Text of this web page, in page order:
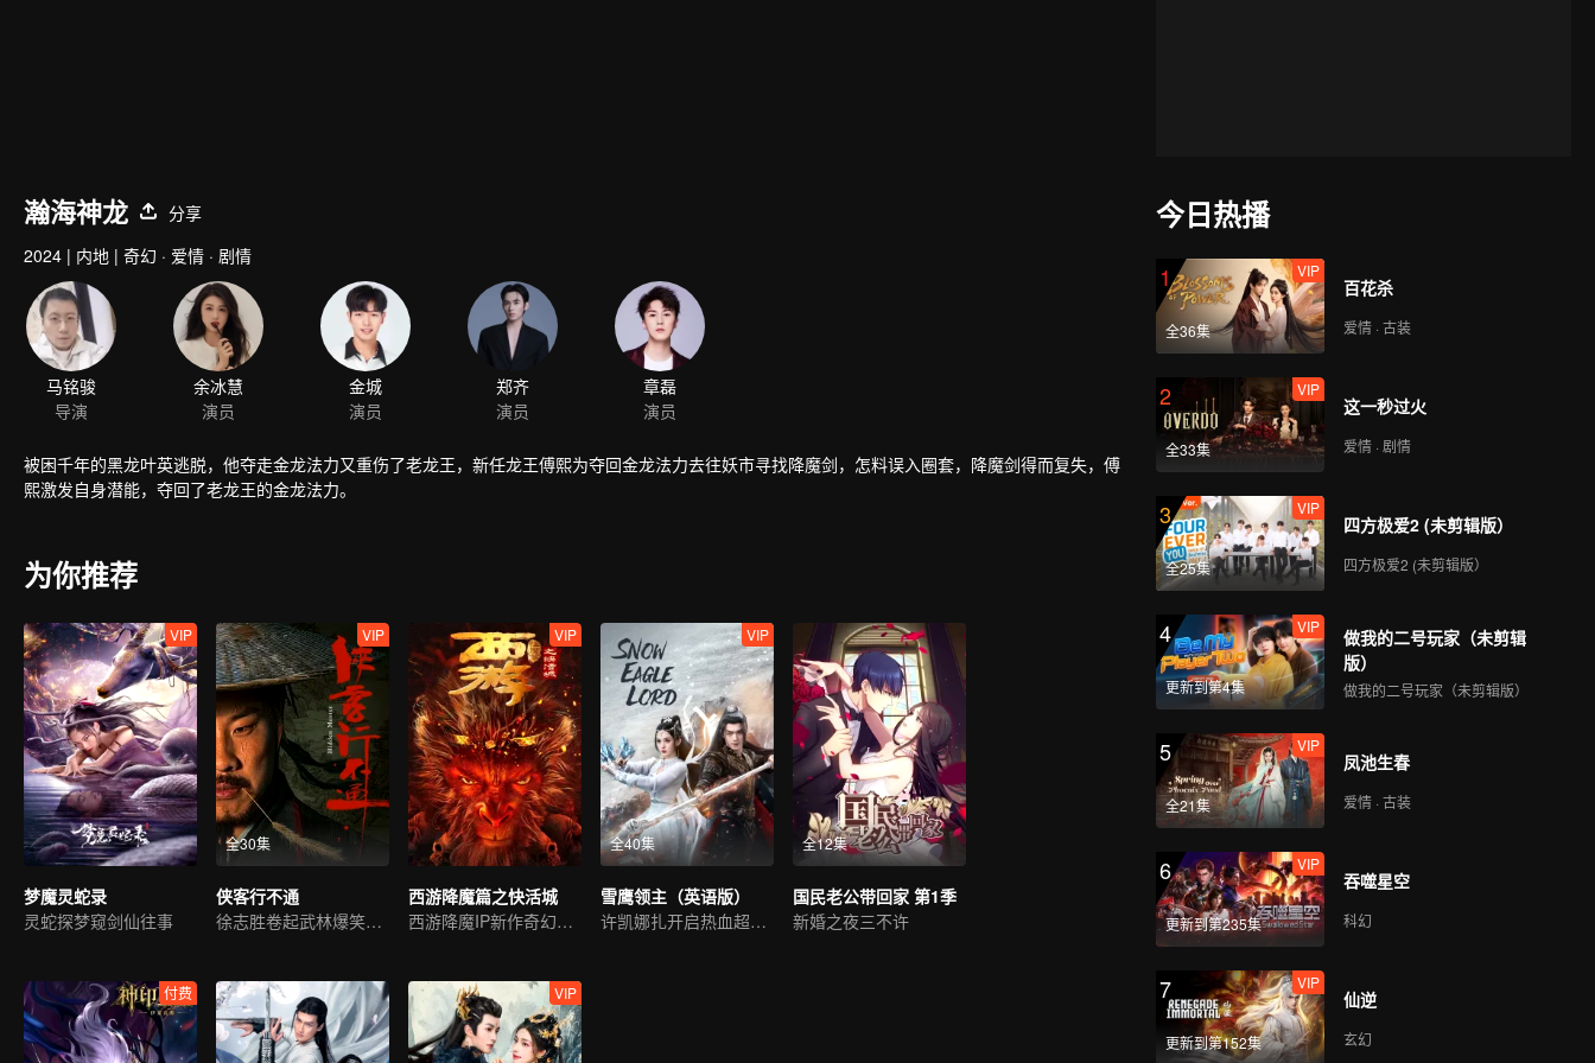
瀚海神龙
分享
2024 | 内地 | 奇幻 · 爱情 · 剧情
马铭骏
导演
余冰慧
演员
金城
演员
郑齐
演员
章磊
演员
被困千年的黑龙叶英逃脱，他夺走金龙法力又重伤了老龙王，新任龙王傅熙为夺回金龙法力去往妖市寻找降魔剑，怎料误入圈套，降魔剑得而复失，傅
熙激发自身潜能，夺回了老龙王的金龙法力。
为你推荐
VIP
梦魔灵蛇录
灵蛇探梦窥剑仙往事
全30集
VIP
侠客行不通
徐志胜卷起武林爆笑风云
VIP
西游降魔篇之快活城
西游降魔IP新作奇幻来袭
全40集
VIP
雪鹰领主（英语版）
许凯娜扎开启热血超凡世界
全12集
国民老公带回家 第1季
新婚之夜三不许
付费 VIP
今日热播
1
全36集
VIP
百花杀
爱情 · 古装
2
全33集
VIP
这一秒过火
爱情 · 剧情
3
全25集
VIP
四方极爱2 (未剪辑版）
四方极爱2 (未剪辑版）
4
更新到第4集
VIP
做我的二号玩家（未剪辑
版）
做我的二号玩家（未剪辑版）
5
全21集
VIP
凤池生春
爱情 · 古装
6
更新到第235集
VIP
吞噬星空
科幻
7
更新到第152集
VIP
仙逆
玄幻